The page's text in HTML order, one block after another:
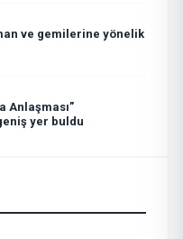
ve gemilerine yönelik
Anlaşması”
yer buldu